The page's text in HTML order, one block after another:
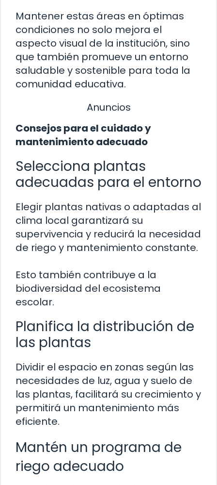
Mantener estas áreas en óptimas
condiciones no solo mejora el
aspecto visual de la institución, sino
que también promueve un entorno
saludable y sostenible para toda la
comunidad educativa.
Anuncios
Consejos para el cuidado y
mantenimiento adecuado
Selecciona plantas
adecuadas para el entorno
Elegir plantas nativas o adaptadas al
clima local garantizará su
supervivencia y reducirá la necesidad
de riego y mantenimiento constante.
Esto también contribuye a la
biodiversidad del ecosistema
escolar.
Planifica la distribución de
las plantas
Dividir el espacio en zonas según las
necesidades de luz, agua y suelo de
las plantas, facilitará su crecimiento y
permitirá un mantenimiento más
eficiente.
Mantén un programa de
riego adecuado